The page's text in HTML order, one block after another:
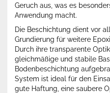
Geruch aus, was es
Anwendung macht.
Die Beschichtung dient vor
Grundierung für weitere
Durch ihre transparente
gleichmäßige und stabile
Bodenbeschichtung
System ist ideal für den
gute Haftung, eine saubere